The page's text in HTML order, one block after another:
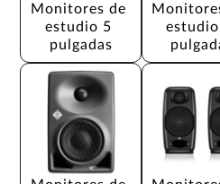
Monitores de
estudio 5
pulgadas